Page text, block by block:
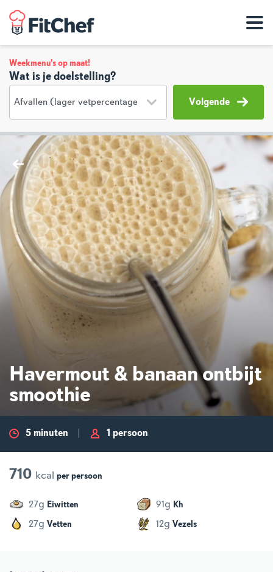
Weekmenu's op maat!
Wat is je doelstelling?
Volgende
Havermout & banaan ontbijt
smoothie
5 minuten 1 persoon
710 kcal per persoon
27g Eiwitten 91g Kh
27g Vetten 12g Vezels